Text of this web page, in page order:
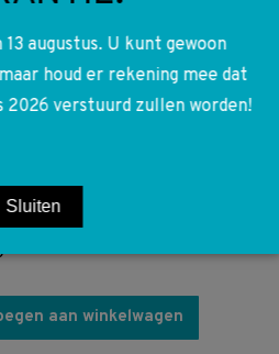
S-klasse Links of Rechts
deurgreep chroom
aan winkelwagen
augustus. U kunt gewoon
houd er rekening mee dat
2026 verstuurd zullen worden!
Sluiten